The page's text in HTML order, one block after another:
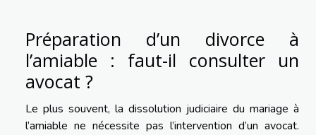
Préparation d’un divorce à
l’amiable : faut-il consulter un
avocat ?
Le plus souvent, la dissolution judiciaire du mariage à
l’amiable ne nécessite pas l’intervention d’un avocat.